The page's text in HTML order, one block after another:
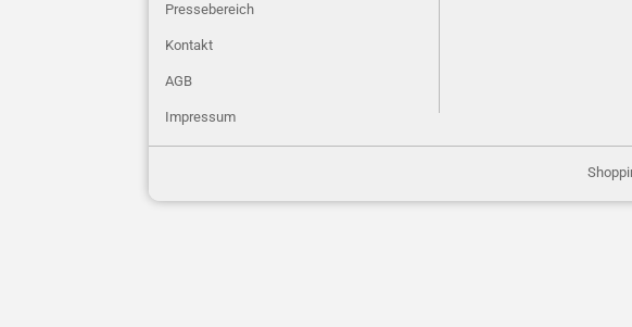
Pressebereich
Kontakt
AGB
Impressum